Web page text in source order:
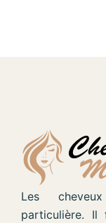
Les
particulière.